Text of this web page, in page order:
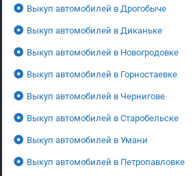
Выкуп автомобилей в Дрогобыче
Выкуп автомобилей в Диканьке
Выкуп автомобилей в Новогродовке
Выкуп автомобилей в Горностаевке
Выкуп автомобилей в Чернигове
Выкуп автомобилей в Старобельске
Выкуп автомобилей в Умани
Выкуп автомобилей в Петропавловке